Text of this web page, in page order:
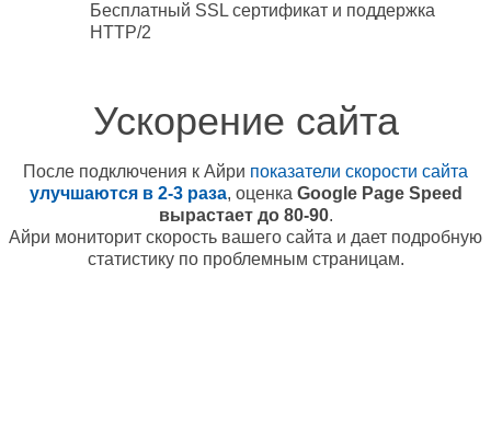
Бесплатный SSL сертификат и поддержка
HTTP/2
Ускорение сайта
После подключения к Айри показатели скорости сайта
улучшаются в 2-3 раза, оценка Google Page Speed
вырастает до 80-90.
Айри мониторит скорость вашего сайта и дает подробную
статистику по проблемным страницам.